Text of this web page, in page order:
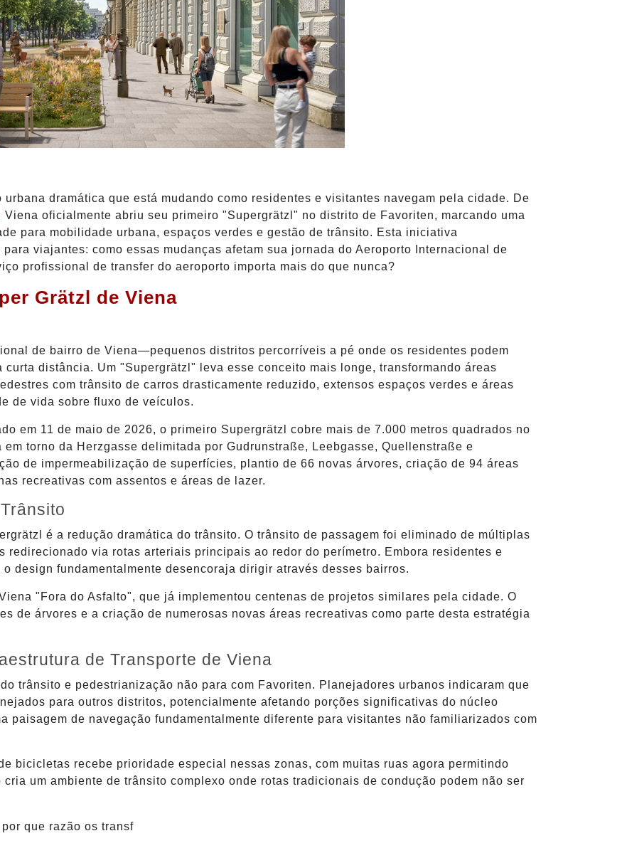
dramática que está mudando como residentes e visitantes navegam pela cidade. De
Viena oficialmente abriu seu primeiro "Supergrätzl" no distrito de Favoriten, marcando uma
para mobilidade urbana, espaços verdes e gestão de trânsito. Esta iniciativa
viajantes: como essas mudanças afetam sua jornada do Aeroporto Internacional de
profissional de transfer do aeroporto importa mais do que nunca?
Grätzl de Viena
de bairro de Viena—pequenos distritos percorríveis a pé onde os residentes podem
distância. Um "Supergrätzl" leva esse conceito mais longe, transformando áreas
com trânsito de carros drasticamente reduzido, extensos espaços verdes e áreas
de vida sobre fluxo de veículos.
em 11 de maio de 2026, o primeiro Supergrätzl cobre mais de 7.000 metros quadrados no
torno da Herzgasse delimitada por Gudrunstraße, Leebgasse, Quellenstraße e
de impermeabilização de superfícies, plantio de 66 novas árvores, criação de 94 áreas
recreativas com assentos e áreas de lazer.
é a redução dramática do trânsito. O trânsito de passagem foi eliminado de múltiplas
redirecionado via rotas arteriais principais ao redor do perímetro. Embora residentes e
design fundamentalmente desencoraja dirigir através desses bairros.
"Fora do Asfalto", que já implementou centenas de projetos similares pela cidade. O
de árvores e a criação de numerosas novas áreas recreativas como parte desta estratégia
de Transporte de Viena
trânsito e pedestrianização não para com Favoriten. Planejadores urbanos indicaram que
para outros distritos, potencialmente afetando porções significativas do núcleo
paisagem de navegação fundamentalmente diferente para visitantes não familiarizados com
bicicletas recebe prioridade especial nessas zonas, com muitas ruas agora permitindo
um ambiente de trânsito complexo onde rotas tradicionais de condução podem não ser